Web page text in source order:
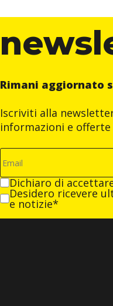
Rimani aggiornato
Iscriviti alla
informazioni e
Dichiaro di
Desidero ricevere
e notizie*